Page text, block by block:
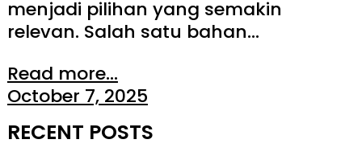
menjadi pilihan yang semakin
relevan. Salah satu bahan…
Read more...
October 7, 2025
RECENT POSTS